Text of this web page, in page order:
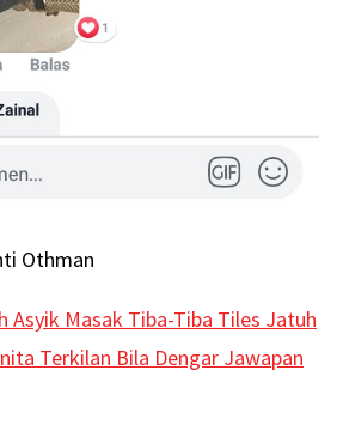
Othman
Asyik Masak Tiba-Tiba Tiles Jatuh
Terkilan Bila Dengar Jawapan